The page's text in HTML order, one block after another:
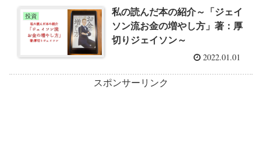
投資
私の読んだ本の紹介～「ジェイ
ソン流お金の増やし方」著：厚
切りジェイソン～
2022.01.01
スポンサーリンク